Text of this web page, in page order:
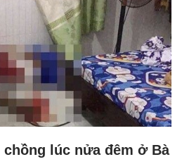
lúc nửa đêm ở Bà